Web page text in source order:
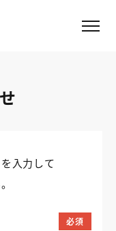
入力して
必須